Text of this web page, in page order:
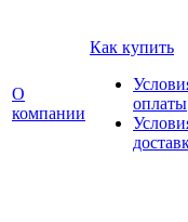
О
компании
Как купить
оплаты